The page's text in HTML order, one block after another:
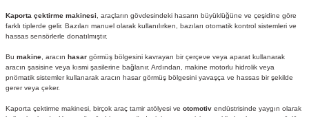
Kaporta çektirme makinesi, araçların gövdesindeki hasarın büyüklüğüne ve çeşidine göre
farklı tiplerde gelir. Bazıları manuel olarak kullanılırken, bazıları otomatik kontrol sistemleri ve
hassas sensörlerle donatılmıştır.
Bu makine, aracın hasar görmüş bölgesini kavrayan bir çerçeve veya aparat kullanarak
aracın şasisine veya kısmi şasilerine bağlanır. Ardından, makine motorlu hidrolik veya
pnömatik sistemler kullanarak aracın hasar görmüş bölgesini yavaşça ve hassas bir şekilde
gerer veya çeker.
Kaporta çektirme makinesi, birçok araç tamir atölyesi ve otomotiv endüstrisinde yaygın olarak